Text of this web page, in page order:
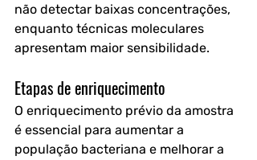
não detectar baixas concentrações,
enquanto técnicas moleculares
apresentam maior sensibilidade.
Etapas de enriquecimento
O enriquecimento prévio da amostra
é essencial para aumentar a
população bacteriana e melhorar a